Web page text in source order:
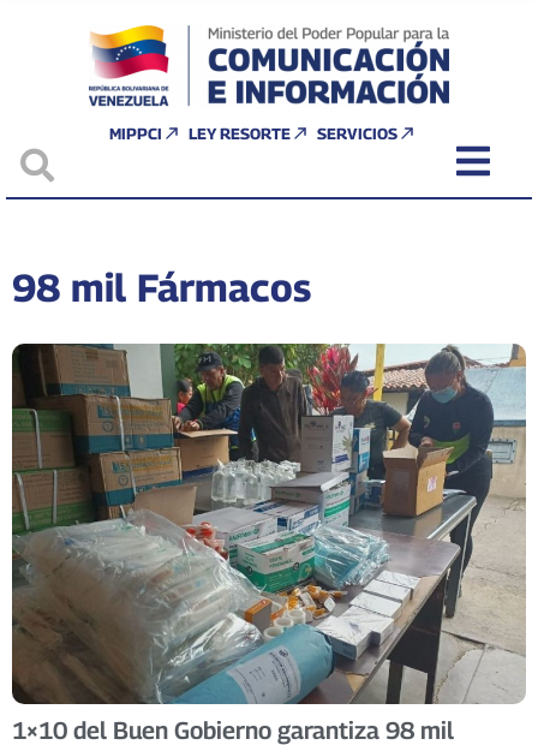
MIPPCI LEY RESORTE SERVICIOS
98 mil Fármacos
1×10 del Buen Gobierno garantiza 98 mil